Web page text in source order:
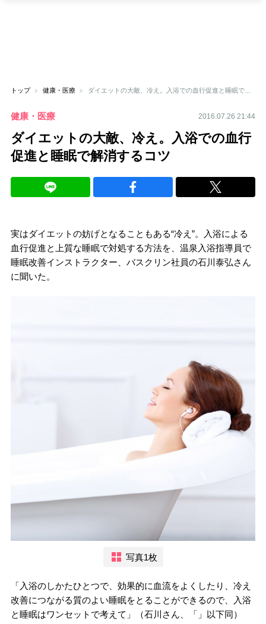
トップ 健康・医療 ダイエットの大敵、冷え。入浴での血行促進と睡眠で解消するコツ
健康・医療 2016.07.26 21:44
ダイエットの大敵、冷え。入浴での血行
促進と睡眠で解消するコツ
実はダイエットの妨げとなることもある“冷え”。入浴による
血行促進と上質な睡眠で対処する方法を、温泉入浴指導員で
睡眠改善インストラクター、バスクリン社員の石川泰弘さん
に聞いた。
写真1枚
「入浴のしかたひとつで、効果的に血流をよくしたり、冷え
改善につながる質のよい睡眠をとることができるので、入浴
と睡眠はワンセットで考えて」（石川さん、「」以下同）